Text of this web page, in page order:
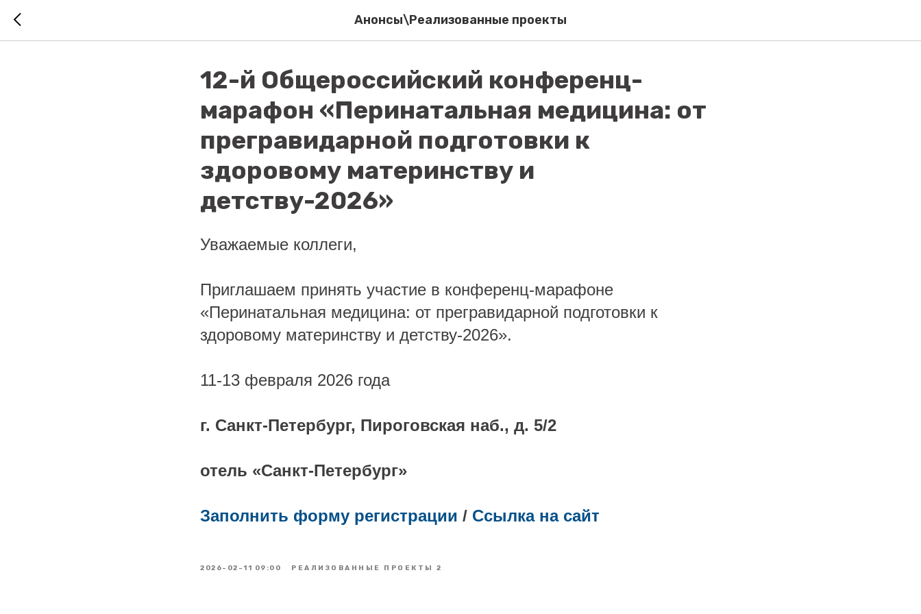
Анонсы\Реализованные проекты
12-й Общероссийский конференц-
марафон «Перинатальная медицина: от
прегравидарной подготовки к
здоровому материнству и
детству-2026»
Уважаемые коллеги,
Приглашаем принять участие в конференц-марафоне
«Перинатальная медицина: от прегравидарной подготовки к
здоровому материнству и детству-2026».
11-13 февраля 2026 года
г. Санкт-Петербург, Пироговская наб., д. 5/2
отель «Санкт-Петербург»
Заполнить форму регистрации / Ссылка на сайт
2026-02-11 09:00 РЕАЛИЗОВАННЫЕ ПРОЕКТЫ 2